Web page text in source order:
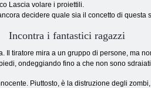
Lascia volare i proiettili.
decidere quale sia il concetto di questa
Incontra i fantastici ragazzi
Il tiratore mira a un gruppo di persone, ma
ondeggiando fino a che non sono
Piuttosto, è la distruzione degli